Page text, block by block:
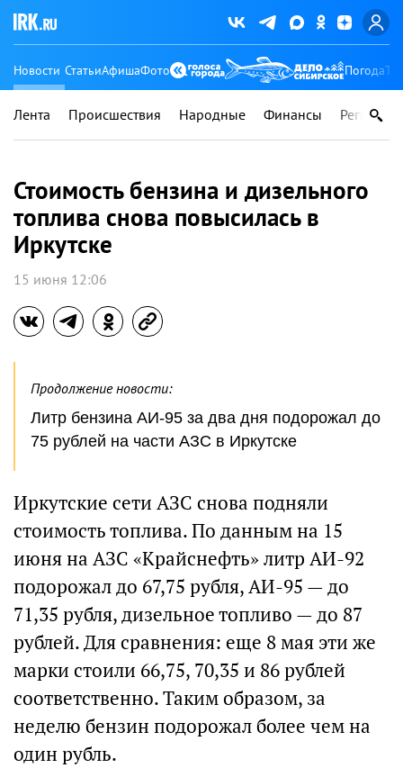
Новости СтатьиАфишаФото Погода
Лента Происшествия Народные Финансы Регионы
Стоимость бензина и дизельного
топлива снова повысилась в
Иркутске
15 июня 12:06
Продолжение новости:
Литр бензина АИ-95 за два дня подорожал до
75 рублей на части АЗС в Иркутске
Иркутские сети АЗС снова подняли
стоимость топлива. По данным на 15
июня на АЗС «Крайснефть» литр АИ-92
подорожал до 67,75 рубля, АИ-95 — до
71,35 рубля, дизельное топливо — до 87
рублей. Для сравнения: еще 8 мая эти же
марки стоили 66,75, 70,35 и 86 рублей
соответственно. Таким образом, за
неделю бензин подорожал более чем на
один рубль.